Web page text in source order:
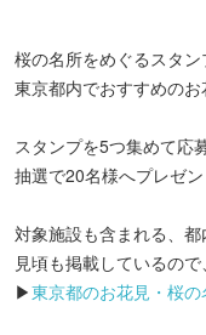
桜の名所をめぐるスタン
東京都内でおすすめのお
スタンプを5つ集めて応
抽選で20名様へプレゼン
対象施設も含まれる、都
見頃も掲載しているの
▶東京都のお花見・桜の